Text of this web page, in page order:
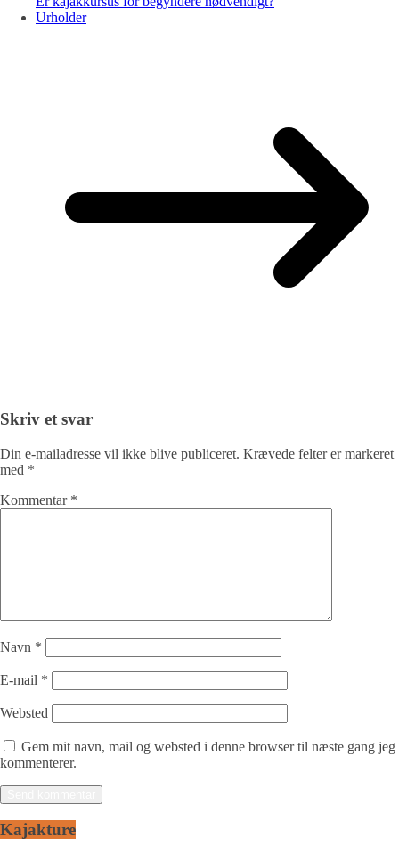
Urholder
Skriv et svar
Din e-mailadresse vil ikke blive publiceret. Krævede felter er markeret
med *
Kommentar *
Navn *
E-mail *
Websted
Gem mit navn, mail og websted i denne browser til næste gang jeg
kommenterer.
Kajakture